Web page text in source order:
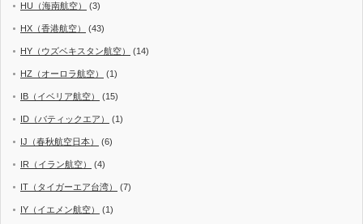
HU（海南航空） (3)
HX（香港航空） (43)
HY（ウズベキスタン航空） (14)
HZ（オーロラ航空） (1)
IB（イベリア航空） (15)
ID（バティックエア） (1)
IJ（春秋航空日本） (6)
IR（イラン航空） (4)
IT（タイガーエア台湾） (7)
IY（イエメン航空） (1)